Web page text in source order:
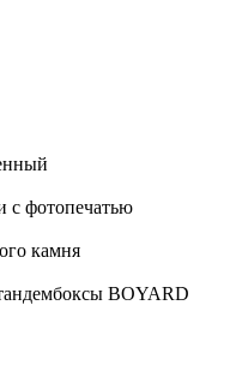
фотопечатью
камня
BOYARD